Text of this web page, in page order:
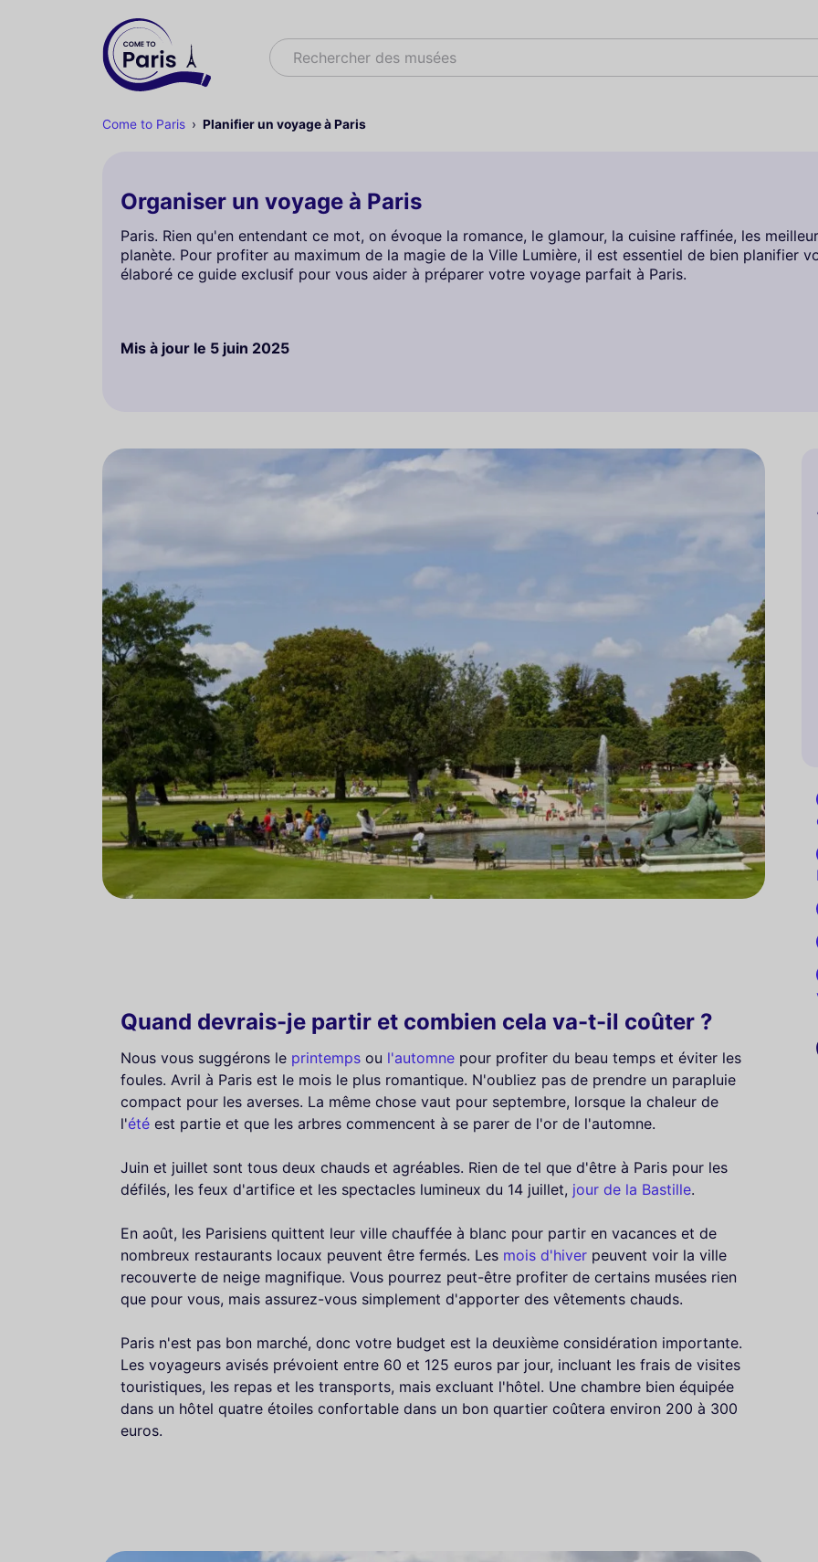
Rechercher
Rechercher des musées
Come to Paris Planifier un voyage à Paris
Organiser un voyage à Paris
Paris. Rien qu'en entendant ce mot, on évoque la romance, le glamour, la cuisine raffinée, les
planète. Pour profiter au maximum de la magie de la Ville Lumière, il est essentiel de bien planifier
élaboré ce guide exclusif pour vous aider à préparer votre voyage parfait à Paris.
Mis à jour le 5 juin 2025
Quand devrais-je partir et combien cela va-t-il coûter ?
Nous vous suggérons le printemps ou l'automne pour profiter du beau temps et éviter les
foules. Avril à Paris est le mois le plus romantique. N'oubliez pas de prendre un parapluie
compact pour les averses. La même chose vaut pour septembre, lorsque la chaleur de
l'été est partie et que les arbres commencent à se parer de l'or de l'automne.
Juin et juillet sont tous deux chauds et agréables. Rien de tel que d'être à Paris pour les
défilés, les feux d'artifice et les spectacles lumineux du 14 juillet, jour de la Bastille.
En août, les Parisiens quittent leur ville chauffée à blanc pour partir en vacances et de
nombreux restaurants locaux peuvent être fermés. Les mois d'hiver peuvent voir la ville
recouverte de neige magnifique. Vous pourrez peut-être profiter de certains musées rien
que pour vous, mais assurez-vous simplement d'apporter des vêtements chauds.
Paris n'est pas bon marché, donc votre budget est la deuxième considération importante.
Les voyageurs avisés prévoient entre 60 et 125 euros par jour, incluant les frais de visites
touristiques, les repas et les transports, mais excluant l'hôtel. Une chambre bien équipée
dans un hôtel quatre étoiles confortable dans un bon quartier coûtera environ 200 à 300
euros.